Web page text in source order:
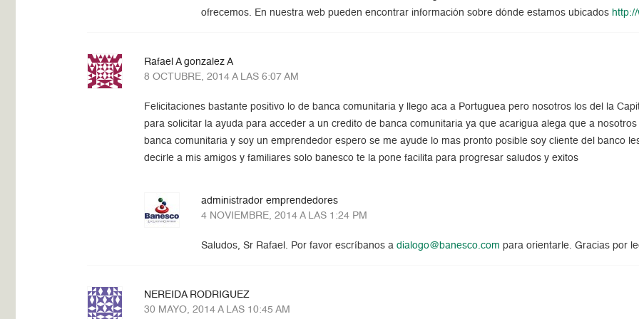
ofrecemos. En nuestra web pueden encontrar información sobre dónde estamos ubicados
Rafael A gonzalez A
8 OCTUBRE, 2014 A LAS 6:07 AM
Felicitaciones bastante positivo lo de banca comunitaria y llego aca a Portuguea pero nosotros los del la
para solicitar la ayuda para acceder a un credito de banca comunitaria ya que acarigua alega que a
banca comunitaria y soy un emprendedor espero se me ayude lo mas pronto posible soy cliente del banco
decirle a mis amigos y familiares solo banesco te la pone facilita para progresar saludos y exitos
administrador emprendedores
4 NOVIEMBRE, 2014 A LAS 1:24 PM
Saludos, Sr Rafael. Por favor escríbanos adialogo@banesco.com para orientarle. Gracias por
NEREIDA RODRIGUEZ
30 MAYO, 2014 A LAS 10:45 AM